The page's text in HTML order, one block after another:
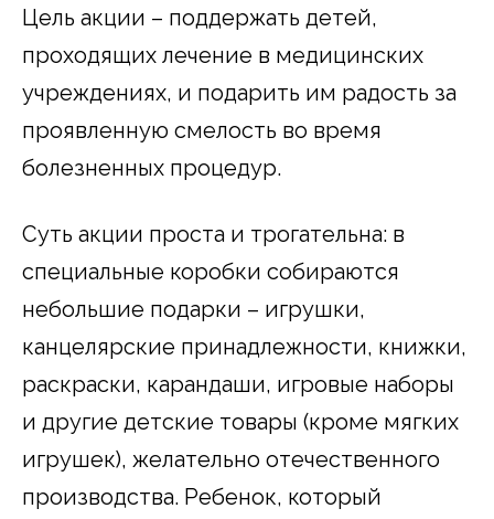
Цель акции – поддержать детей,
проходящих лечение в медицинских
учреждениях, и подарить им радость за
проявленную смелость во время
болезненных процедур.
Суть акции проста и трогательна: в
специальные коробки собираются
небольшие подарки – игрушки,
канцелярские принадлежности, книжки,
раскраски, карандаши, игровые наборы
и другие детские товары (кроме мягких
игрушек), желательно отечественного
производства. Ребенок, который